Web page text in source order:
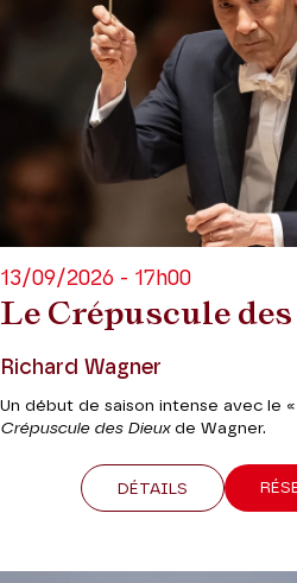
Le Crépuscule
13/09/2026 - 17h00
Richard Wagner
Un début de saison intense avec le
Crépuscule des Dieux de Wagner.
DÉTAILS